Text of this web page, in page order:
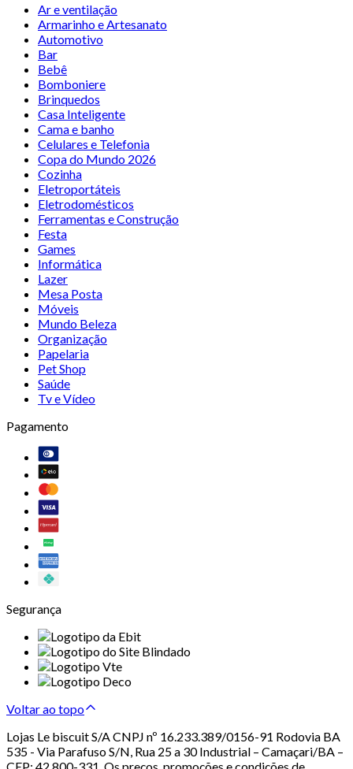
Ar e ventilação
Armarinho e Artesanato
Automotivo
Bar
Bebê
Bomboniere
Brinquedos
Casa Inteligente
Cama e banho
Celulares e Telefonia
Copa do Mundo 2026
Cozinha
Eletroportáteis
Eletrodomésticos
Ferramentas e Construção
Festa
Games
Informática
Lazer
Mesa Posta
Móveis
Mundo Beleza
Organização
Papelaria
Pet Shop
Saúde
Tv e Vídeo
Pagamento
Segurança
Voltar ao topo
Lojas Le biscuit S/A CNPJ nº 16.233.389/0156-91 Rodovia BA
535 - Via Parafuso S/N, Rua 25 a 30 Industrial – Camaçari/BA –